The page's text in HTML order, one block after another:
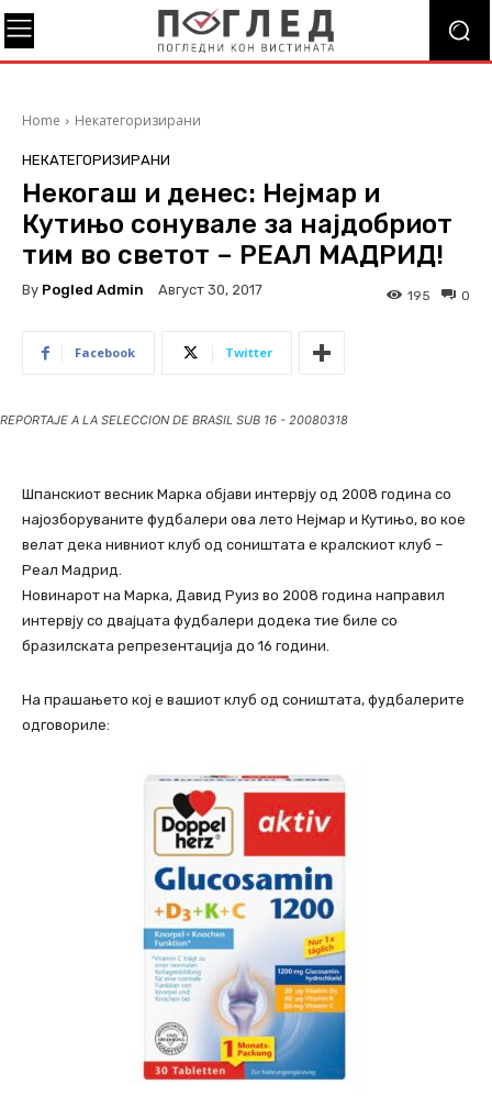
Home Некатегоризирани
НЕКАТЕГОРИЗИРАНИ
Некогаш и денес: Нејмар и
Кутињо сонувале за најдобриот
тим во светот – РЕАЛ МАДРИД!
By Pogled Admin Август 30, 2017 0
195
Facebook Twitter
REPORTAJE A LA SELECCION DE BRASIL SUB 16 - 20080318
Шпанскиот весник Марка објави интервју од 2008 година со
најозборуваните фудбалери ова лето Нејмар и Кутињо, во кое
велат дека нивниот клуб од соништата е кралскиот клуб –
Реал Мадрид.
Новинарот на Марка, Давид Руиз во 2008 година направил
интервју со двајцата фудбалери додека тие биле со
бразилската репрезентација до 16 години.
На прашањето кој е вашиот клуб од соништата, фудбалерите
одговориле: